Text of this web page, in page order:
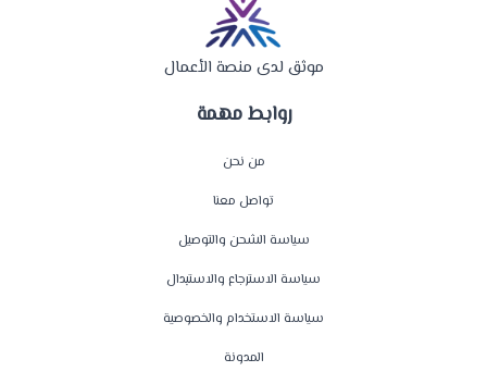
روابط مهمة
من نحن
تواصل معنا
سياسة الشحن والتوصيل
سياسة الاسترجاع والاستبدال
سياسة الاستخدام والخصوصية
المدونة
موثق لدى منصة الأعمال